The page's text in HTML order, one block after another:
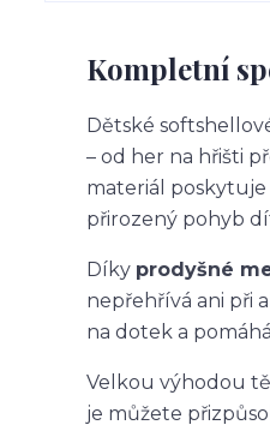
Kompletní
Dětské
– od her na hřišti
materiál poskytuje
přirozený pohyb
Díky prodyšné
nepřehřívá ani při
na dotek a
Velkou výhodou
je můžete